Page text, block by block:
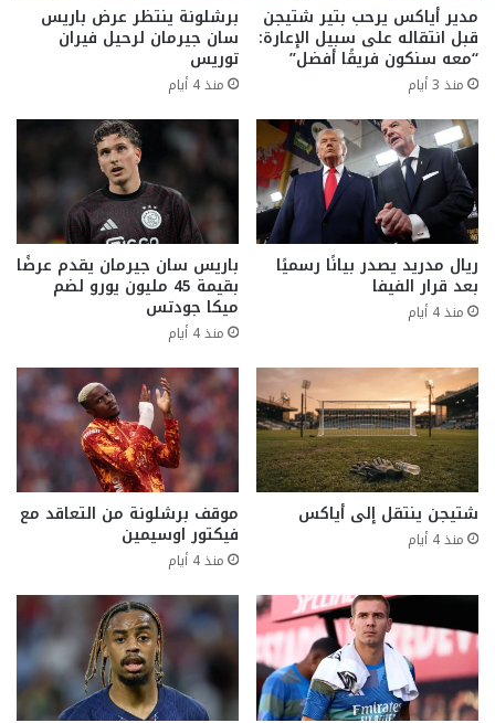
مدير أياكس يرحب بتير شتيجن
قبل انتقاله على سبيل الإعارة:
“معه سنكون فريقًا أفضل”
منذ 3 أيام
برشلونة ينتظر عرض باريس
سان جيرمان لرحيل فيران
توريس
منذ 4 أيام
ريال مدريد يصدر بيانًا رسميًا
بعد قرار الفيفا
منذ 4 أيام
باريس سان جيرمان يقدم عرضًا
بقيمة 45 مليون يورو لضم
ميكا جودتس
منذ 4 أيام
شتيجن ينتقل إلى أياكس
منذ 4 أيام
موقف برشلونة من التعاقد مع
فيكتور اوسيمين
منذ 4 أيام